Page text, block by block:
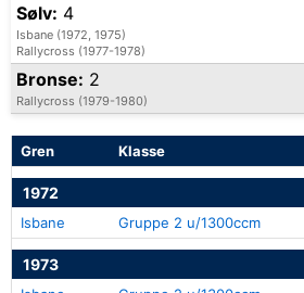
Sølv: 4
Isbane (1972, 1975)
Rallycross (1977-1978)
Bronse: 2
Rallycross (1979-1980)
Gren Klasse
1972
Isbane Gruppe 2 u/1300ccm
1973